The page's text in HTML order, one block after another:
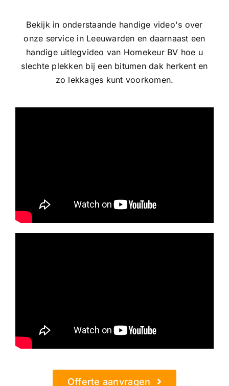
Bekijk in onderstaande handige video's over
onze service in Leeuwarden en daarnaast een
handige uitlegvideo van Homekeur BV hoe u
slechte plekken bij een bitumen dak herkent en
zo lekkages kunt voorkomen.
Offerte aanvragen